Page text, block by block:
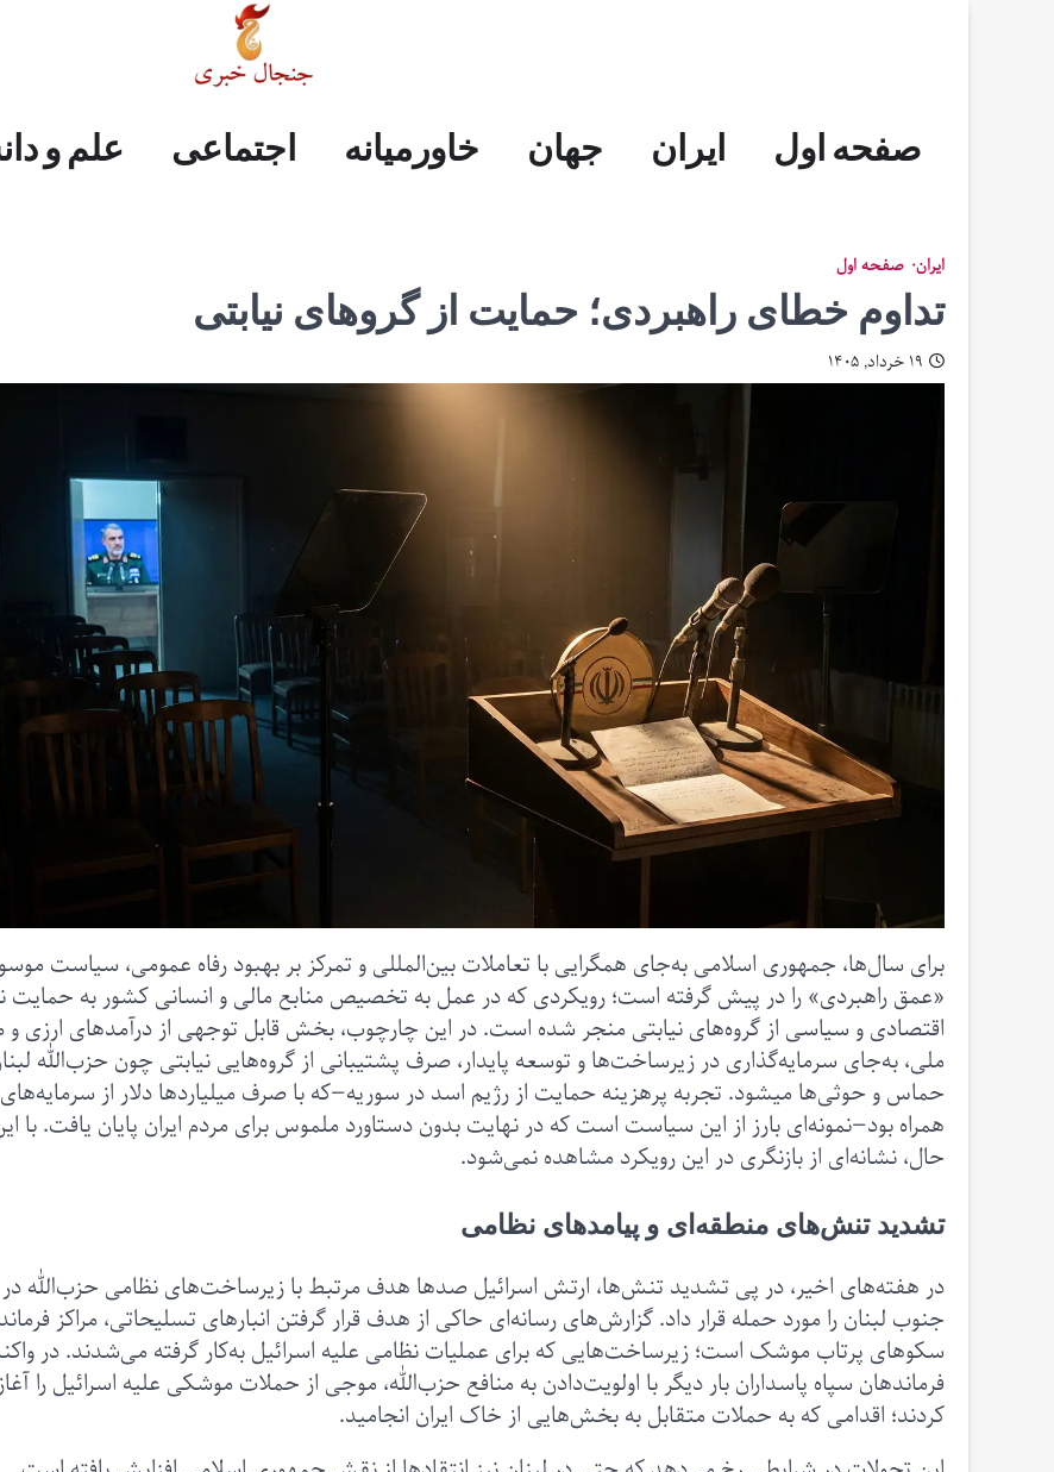
صفحه
ایران
جهان
خاورمیانه
اجتماعی
علم
فرهنگی
صفحه اول ایران جهان خاورمیانه اجتماعی علم و
ایران صفحه اول
تداوم خطای راهبردی؛ حمایت از گروهای نیابتی
۱۹ خرداد, ۱۴۰۵
برای سال‌ها، جمهوری اسلامی به‌جای همگرایی با تعاملات بین‌المللی و تمرکز بر بهبود رفاه عمومی، سیاست
«عمق راهبردی» را در پیش گرفته است؛ رویکردی که در عمل به تخصیص منابع مالی و انسانی کشور به حمایت
اقتصادی و سیاسی از گروه‌های نیابتی منجر شده است. در این چارچوب، بخش قابل توجهی از درآمدهای ارزی و
ملی، به‌جای سرمایه‌گذاری در زیرساخت‌ها و توسعه پایدار، صرف پشتیبانی از گروه‌هایی نیابتی چون حزب‌الله
حماس و حوثی‌ها میشود. تجربه پرهزینه حمایت از رژیم اسد در سوریه—که با صرف میلیاردها دلار از سرمایه‌های
همراه بود—نمونه‌ای بارز از این سیاست است که در نهایت بدون دستاورد ملموس برای مردم ایران پایان یافت. با
حال، نشانه‌ای از بازنگری در این رویکرد مشاهده نمی‌شود.
تشدید تنش‌های منطقه‌ای و پیامدهای نظامی
در هفته‌های اخیر، در پی تشدید تنش‌ها، ارتش اسرائیل صدها هدف مرتبط با زیرساخت‌های نظامی حزب‌الله در
جنوب لبنان را مورد حمله قرار داد. گزارش‌های رسانه‌ای حاکی از هدف قرار گرفتن انبارهای تسلیحاتی، مراکز
سکوهای پرتاب موشک است؛ زیرساخت‌هایی که برای عملیات نظامی علیه اسرائیل به‌کار گرفته می‌شدند. در
فرماندهان سپاه پاسداران بار دیگر با اولویت‌دادن به منافع حزب‌الله، موجی از حملات موشکی علیه اسرائیل را
کردند؛ اقدامی که به حملات متقابل به بخش‌هایی از خاک ایران انجامید.